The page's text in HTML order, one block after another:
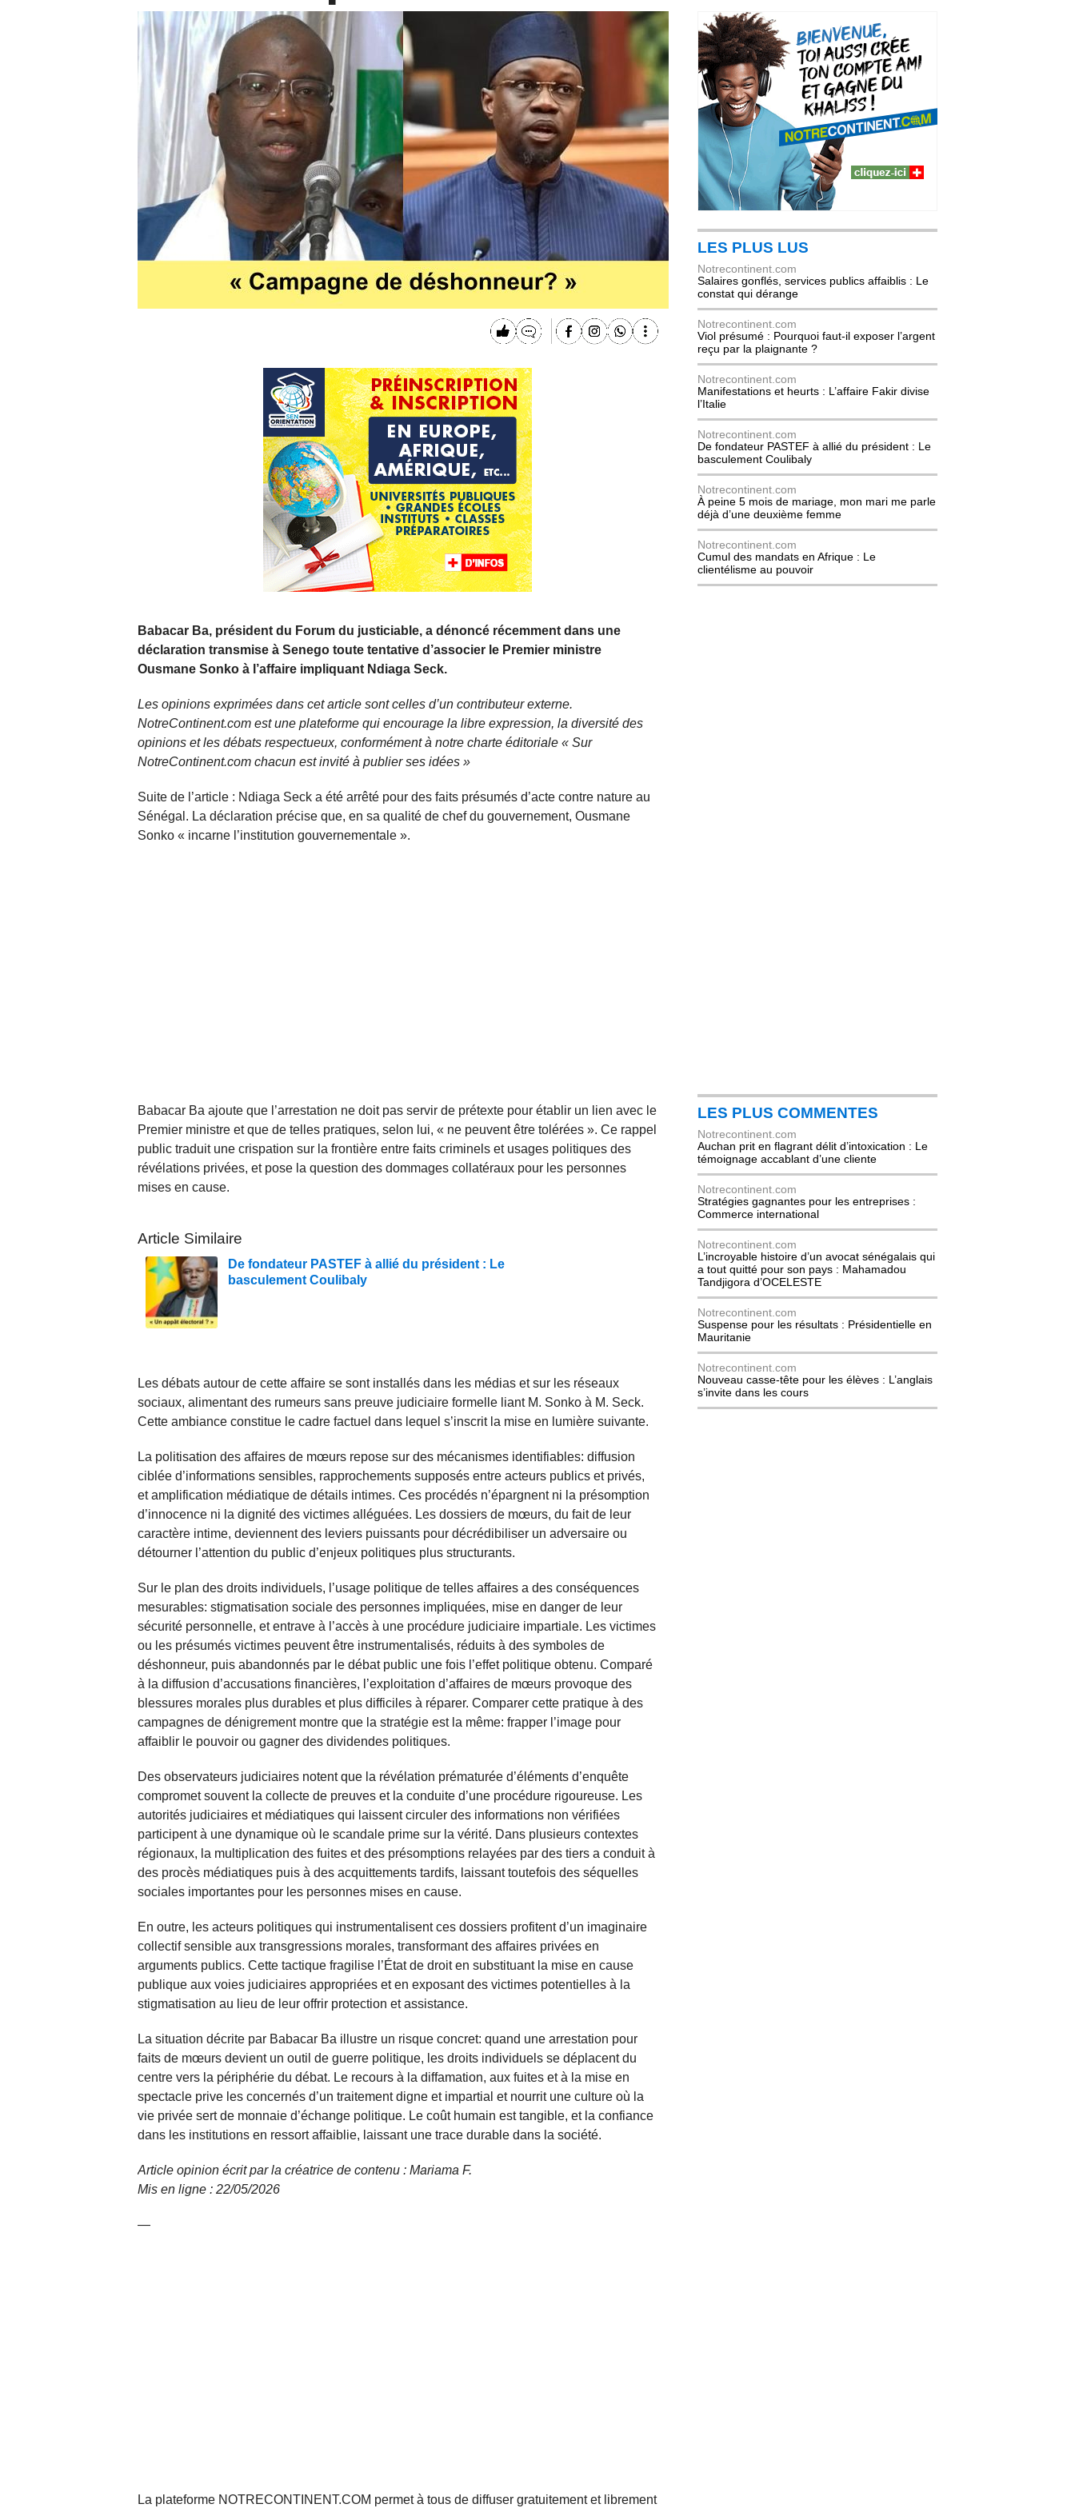
Babacar Ba, président du Forum du justiciable, a dénoncé récemment dans une
déclaration transmise à Senego toute tentative d’associer le Premier ministre
Ousmane Sonko à l’affaire impliquant Ndiaga Seck.
Les opinions exprimées dans cet article sont celles d’un contributeur externe.
NotreContinent.com est une plateforme qui encourage la libre expression, la diversité des
opinions et les débats respectueux, conformément à notre charte éditoriale « Sur
NotreContinent.com chacun est invité à publier ses idées »
Suite de l’article : Ndiaga Seck a été arrêté pour des faits présumés d’acte contre nature au
Sénégal. La déclaration précise que, en sa qualité de chef du gouvernement, Ousmane
Sonko « incarne l’institution gouvernementale ».
Babacar Ba ajoute que l’arrestation ne doit pas servir de prétexte pour établir un lien avec le
Premier ministre et que de telles pratiques, selon lui, « ne peuvent être tolérées ». Ce rappel
public traduit une crispation sur la frontière entre faits criminels et usages politiques des
révélations privées, et pose la question des dommages collatéraux pour les personnes
mises en cause.
Article Similaire
De fondateur PASTEF à allié du président : Le
basculement Coulibaly
Les débats autour de cette affaire se sont installés dans les médias et sur les réseaux
sociaux, alimentant des rumeurs sans preuve judiciaire formelle liant M. Sonko à M. Seck.
Cette ambiance constitue le cadre factuel dans lequel s’inscrit la mise en lumière suivante.
La politisation des affaires de mœurs repose sur des mécanismes identifiables: diffusion
ciblée d’informations sensibles, rapprochements supposés entre acteurs publics et privés,
et amplification médiatique de détails intimes. Ces procédés n’épargnent ni la présomption
d’innocence ni la dignité des victimes alléguées. Les dossiers de mœurs, du fait de leur
caractère intime, deviennent des leviers puissants pour décrédibiliser un adversaire ou
détourner l’attention du public d’enjeux politiques plus structurants.
Sur le plan des droits individuels, l’usage politique de telles affaires a des conséquences
mesurables: stigmatisation sociale des personnes impliquées, mise en danger de leur
sécurité personnelle, et entrave à l’accès à une procédure judiciaire impartiale. Les victimes
ou les présumés victimes peuvent être instrumentalisés, réduits à des symboles de
déshonneur, puis abandonnés par le débat public une fois l’effet politique obtenu. Comparé
à la diffusion d’accusations financières, l’exploitation d’affaires de mœurs provoque des
blessures morales plus durables et plus difficiles à réparer. Comparer cette pratique à des
campagnes de dénigrement montre que la stratégie est la même: frapper l’image pour
affaiblir le pouvoir ou gagner des dividendes politiques.
Des observateurs judiciaires notent que la révélation prématurée d’éléments d’enquête
compromet souvent la collecte de preuves et la conduite d’une procédure rigoureuse. Les
autorités judiciaires et médiatiques qui laissent circuler des informations non vérifiées
participent à une dynamique où le scandale prime sur la vérité. Dans plusieurs contextes
régionaux, la multiplication des fuites et des présomptions relayées par des tiers a conduit à
des procès médiatiques puis à des acquittements tardifs, laissant toutefois des séquelles
sociales importantes pour les personnes mises en cause.
En outre, les acteurs politiques qui instrumentalisent ces dossiers profitent d’un imaginaire
collectif sensible aux transgressions morales, transformant des affaires privées en
arguments publics. Cette tactique fragilise l’État de droit en substituant la mise en cause
publique aux voies judiciaires appropriées et en exposant des victimes potentielles à la
stigmatisation au lieu de leur offrir protection et assistance.
La situation décrite par Babacar Ba illustre un risque concret: quand une arrestation pour
faits de mœurs devient un outil de guerre politique, les droits individuels se déplacent du
centre vers la périphérie du débat. Le recours à la diffamation, aux fuites et à la mise en
spectacle prive les concernés d’un traitement digne et impartial et nourrit une culture où la
vie privée sert de monnaie d’échange politique. Le coût humain est tangible, et la confiance
dans les institutions en ressort affaiblie, laissant une trace durable dans la société.
Article opinion écrit par la créatrice de contenu : Mariama F.
Mis en ligne : 22/05/2026
—
La plateforme NOTRECONTINENT.COM permet à tous de diffuser gratuitement et librement
LES PLUS LUS
Notrecontinent.com
Salaires gonflés, services publics affaiblis : Le
constat qui dérange
Notrecontinent.com
Viol présumé : Pourquoi faut-il exposer l’argent
reçu par la plaignante ?
Notrecontinent.com
Manifestations et heurts : L’affaire Fakir divise
l’Italie
Notrecontinent.com
De fondateur PASTEF à allié du président : Le
basculement Coulibaly
Notrecontinent.com
À peine 5 mois de mariage, mon mari me parle
déjà d’une deuxième femme
Notrecontinent.com
Cumul des mandats en Afrique : Le
clientélisme au pouvoir
LES PLUS COMMENTES
Notrecontinent.com
Auchan prit en flagrant délit d’intoxication : Le
témoignage accablant d’une cliente
Notrecontinent.com
Stratégies gagnantes pour les entreprises :
Commerce international
Notrecontinent.com
L’incroyable histoire d’un avocat sénégalais qui
a tout quitté pour son pays : Mahamadou
Tandjigora d’OCELESTE
Notrecontinent.com
Suspense pour les résultats : Présidentielle en
Mauritanie
Notrecontinent.com
Nouveau casse-tête pour les élèves : L’anglais
s’invite dans les cours